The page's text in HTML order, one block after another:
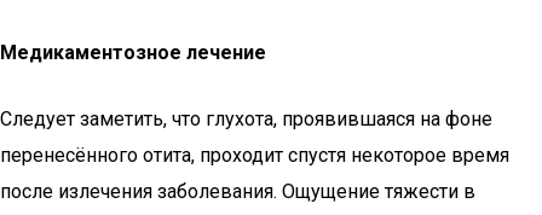
Медикаментозное лечение
Следует заметить, что глухота, проявившаяся на фоне
перенесённого отита, проходит спустя некоторое время
после излечения заболевания. Ощущение тяжести в